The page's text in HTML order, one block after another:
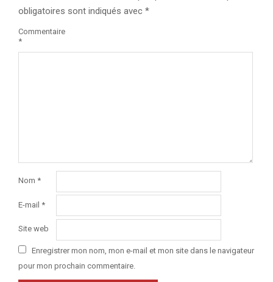
obligatoires sont indiqués avec *
Commentaire
*
Nom *
E-mail *
Site web
Enregistrer mon nom, mon e-mail et mon site dans le navigateur
pour mon prochain commentaire.